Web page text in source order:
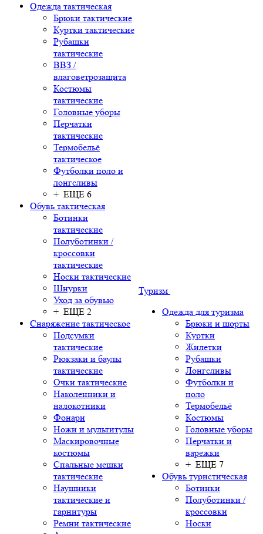
Одежда тактическая
Брюки тактические
Куртки тактические
Рубашки
тактические
ВВЗ /
влаговетрозащита
Костюмы
тактические
Головные уборы
Перчатки
тактические
Термобельё
тактическое
Футболки поло и
лонгсливы
+ ЕЩЕ 6
Обувь тактическая
Ботинки
тактические
Полуботинки /
кроссовки
тактические
Носки тактические
Шнурки
Уход за обувью
+ ЕЩЕ 2
Снаряжение тактическое
Подсумки
тактические
Рюкзаки и баулы
тактические
Очки тактические
Наколенники и
налокотники
Фонари
Ножи и мультитулы
Маскировочные
костюмы
Спальные мешки
тактические
Наушники
тактические и
гарнитуры
Ремни тактические
Туризм
Одежда для туризма
Брюки и шорты
Куртки
Жилетки
Рубашки
Лонгсливы
Футболки и
поло
Термобельё
Костюмы
Головные уборы
Перчатки и
варежки
+ ЕЩЕ 7
Обувь туристическая
Ботинки
Полуботинки /
кроссовки
Носки